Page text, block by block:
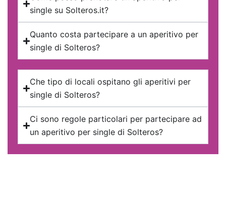
single su Solteros.it?
Quanto costa partecipare a un aperitivo per
single di Solteros?
Che tipo di locali ospitano gli aperitivi per
single di Solteros?
Ci sono regole particolari per partecipare ad
un aperitivo per single di Solteros?